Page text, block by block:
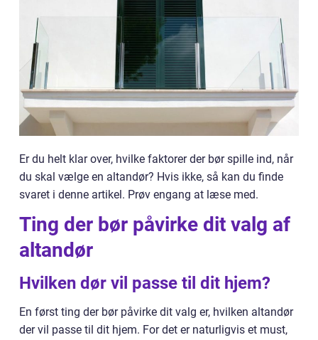
Er du helt klar over, hvilke faktorer der bør spille ind, når
du skal vælge en altandør? Hvis ikke, så kan du finde
svaret i denne artikel. Prøv engang at læse med.
Ting der bør påvirke dit valg af
altandør
Hvilken dør vil passe til dit hjem?
En først ting der bør påvirke dit valg er, hvilken altandør
der vil passe til dit hjem. For det er naturligvis et must,